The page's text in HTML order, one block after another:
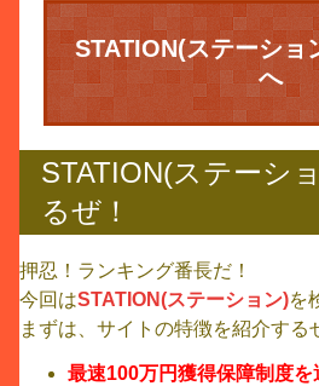
STATION(ステーショ
へ
STATION(ステーシ
るぜ！
押忍！ランキング番長だ！
今回はSTATION(ステーション)を
まずは、サイトの特徴を紹介する
最速100万円獲得保障制度を